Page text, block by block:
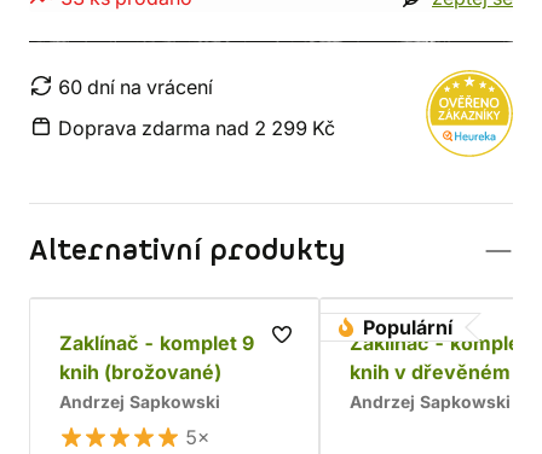
60 dní na vrácení
Doprava zdarma nad 2 299 Kč
Alternativní produkty
Zaklínač - komplet 9
knih (brožované)
Andrzej Sapkowski
5×
Populární
Zaklínač - komplet
knih v dřevěném
Chrám
Andrzej Sapkowski